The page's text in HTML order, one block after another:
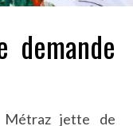
demande
Métraz jette de